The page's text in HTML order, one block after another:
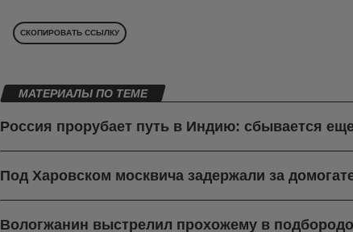
СКОПИРОВАТЬ ССЫЛКУ
МАТЕРИАЛЫ ПО ТЕМЕ
Россия прорубает путь в Индию: сбывается
Под Харовском москвича задержали за
Вологжанин выстрелил прохожему в